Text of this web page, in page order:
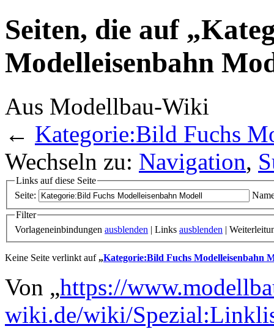
Seiten, die auf
Modelleisenbahn
Aus Modellbau-Wiki
← Kategorie:Bild Fuchs
Wechseln zu: Navigation,
Links auf diese Seite
Seite:
Filter
Vorlageneinbindungen ausblenden | Links ausblenden |
Keine Seite verlinkt auf „Kategorie:Bild Fuchs Modelleisenbahn
Von „https://
wiki.de/wiki/